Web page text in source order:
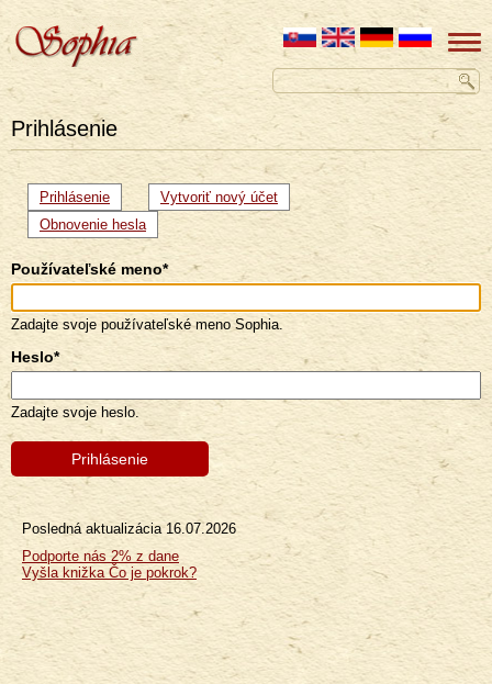
Prihlásenie
Primárne
karty
Prihlásenie (aktívna
karta)
Vytvoriť nový účet
Obnovenie hesla
Používateľské meno*
Zadajte svoje používateľské meno Sophia.
Heslo*
Zadajte svoje heslo.
Menu
Posledná aktualizácia 16.07.2026
Podporte nás 2% z dane
Vyšla knižka Čo je pokrok?